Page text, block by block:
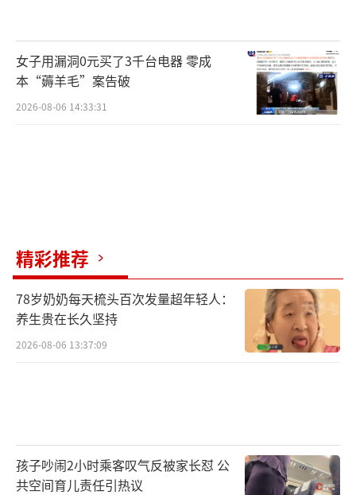
女子用漏洞0元买了3千台电器 零成
本“薅羊毛”案告破
2026-08-06 14:33:31
精彩推荐
78岁奶奶每天梳头百次发量超年轻人：
养生贵在长久坚持
2026-08-06 13:37:09
孩子吵闹2小时乘客叹气反被家长怼 公
共空间育儿责任引热议